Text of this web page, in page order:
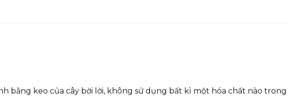
keo của cây bời lời, không sử dụng bất kì một hóa chất nào trong